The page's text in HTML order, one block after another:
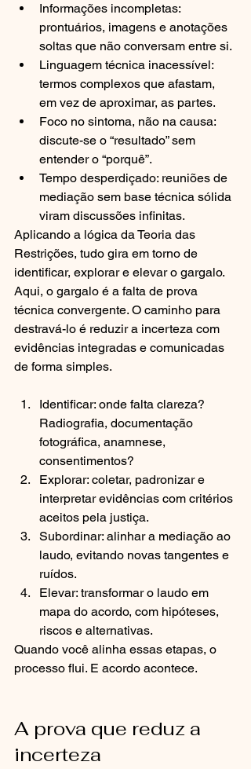
Informações incompletas:
prontuários, imagens e anotações
soltas que não conversam entre si.
Linguagem técnica inacessível:
termos complexos que afastam,
em vez de aproximar, as partes.
Foco no sintoma, não na causa:
discute-se o “resultado” sem
entender o “porquê”.
Tempo desperdiçado: reuniões de
mediação sem base técnica sólida
viram discussões infinitas.
Aplicando a lógica da Teoria das
Restrições, tudo gira em torno de
identificar, explorar e elevar o gargalo.
Aqui, o gargalo é a falta de prova
técnica convergente. O caminho para
destravá-lo é reduzir a incerteza com
evidências integradas e comunicadas
de forma simples.
Identificar: onde falta clareza?
Radiografia, documentação
fotográfica, anamnese,
consentimentos?
Explorar: coletar, padronizar e
interpretar evidências com critérios
aceitos pela justiça.
Subordinar: alinhar a mediação ao
laudo, evitando novas tangentes e
ruídos.
Elevar: transformar o laudo em
mapa do acordo, com hipóteses,
riscos e alternativas.
Quando você alinha essas etapas, o
processo flui. E acordo acontece.
A prova que reduz a
incerteza